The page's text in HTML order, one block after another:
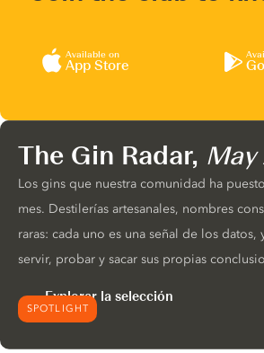
Available on
App Store
SPOTLIGHT
The Gin Radar,
Los gins que nuestra comunidad ha
mes. Destilerías artesanales, nombres
raras: cada uno es una señal de los datos,
servir, probar y sacar sus propias
Explorar la selección